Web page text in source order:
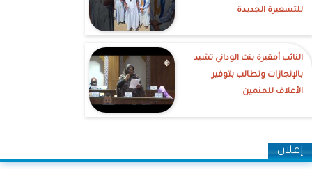
للتسعيرة الجديدة
النائب أمقيرة بنت الوداني تشيد
بالإنجازات وتطالب بتوفير
الأعلاف للمنمين
إعلان